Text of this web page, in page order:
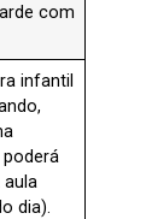
com
infantil
dia).